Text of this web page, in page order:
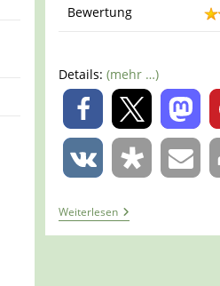
Bewertung
Details:(mehr …)
0
WeiterlesenTour
1172
–